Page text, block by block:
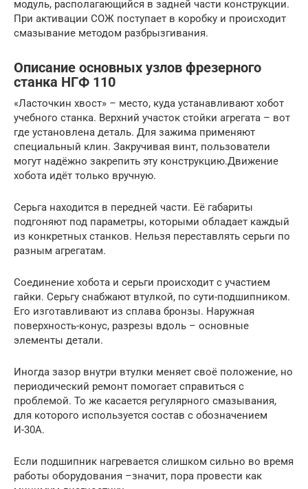
модуль, располагающийся в задней части конструкции.
При активации СОЖ поступает в коробку и происходит
смазывание методом разбрызгивания.
Описание основных узлов фрезерного
станка НГФ 110
«Ласточкин хвост» – место, куда устанавливают хобот
учебного станка. Верхний участок стойки агрегата – вот
где установлена деталь. Для зажима применяют
специальный клин. Закручивая винт, пользователи
могут надёжно закрепить эту конструкцию.Движение
хобота идёт только вручную.
Серьга находится в передней части. Её габариты
подгоняют под параметры, которыми обладает каждый
из конкретных станков. Нельзя переставлять серьги по
разным агрегатам.
Соединение хобота и серьги происходит с участием
гайки. Серьгу снабжают втулкой, по сути-подшипником.
Его изготавливают из сплава бронзы. Наружная
поверхность-конус, разрезы вдоль – основные
элементы детали.
Иногда зазор внутри втулки меняет своё положение, но
периодический ремонт помогает справиться с
проблемой. То же касается регулярного смазывания,
для которого используется состав с обозначением
И-30А.
Если подшипник нагревается слишком сильно во время
работы оборудования –значит, пора провести как